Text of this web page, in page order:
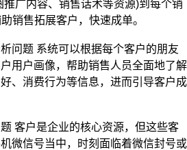
广内容、销售话术等资源)到每个销
销售拓展客户，快速成单。
题 系统可以根据每个客户的朋友
用户画像，帮助销售人员全面地了解
、消费行为等信息，进而引导客户成
客户是企业的核心资源，但这些客
微信号当中，时刻面临着微信封号或